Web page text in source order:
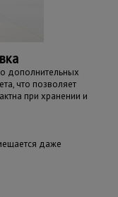
дополнительных
что позволяет
при хранении и
даже